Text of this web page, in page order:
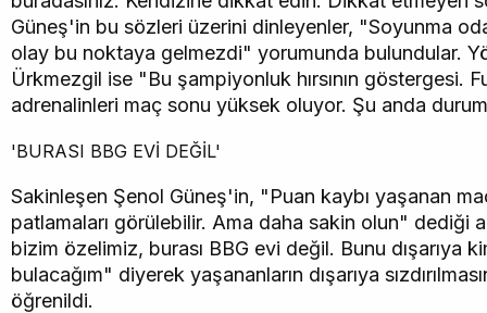
Güneş'in bu sözleri üzerini dinleyenler, "Soyunma
olay bu noktaya gelmezdi" yorumunda bulundular.
Ürkmezgil ise "Bu şampiyonluk hırsının göstergesi.
adrenalinleri maç sonu yüksek oluyor. Şu anda
'BURASI BBG EVİ DEĞİL'
Sakinleşen Şenol Güneş'in, "Puan kaybı yaşanan
patlamaları görülebilir. Ama daha sakin olun" dediği
bizim özelimiz, burası BBG evi değil. Bunu dışarıya
bulacağım" diyerek yaşananların dışarıya
öğrenildi.